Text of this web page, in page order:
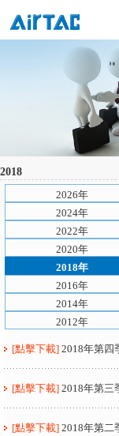
2018
2026年
2024年
2022年
2020年
2018年
2016年
2014年
2012年
[點擊下載] 2018年第四
[點擊下載] 2018年第三
[點擊下載] 2018年第二